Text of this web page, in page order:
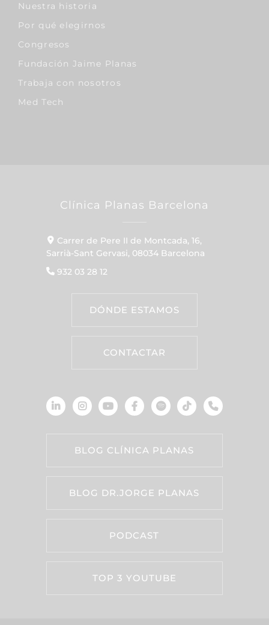
Nuestra historia
Por qué elegirnos
Congresos
Fundación Jaime Planas
Trabaja con nosotros
Med Tech
Clínica Planas Barcelona
Carrer de Pere II de Montcada, 16,
Sarrià-Sant Gervasi, 08034 Barcelona
932 03 28 12
DÓNDE ESTAMOS
CONTACTAR
BLOG CLÍNICA PLANAS
BLOG DR.JORGE PLANAS
PODCAST
TOP 3 YOUTUBE